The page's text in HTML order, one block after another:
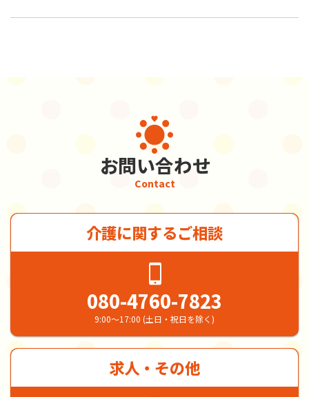
お問い合わせ
Contact
介護に関するご相談
080-4760-7823
9:00～17:00 (土日・祝日を除く)
求人・その他